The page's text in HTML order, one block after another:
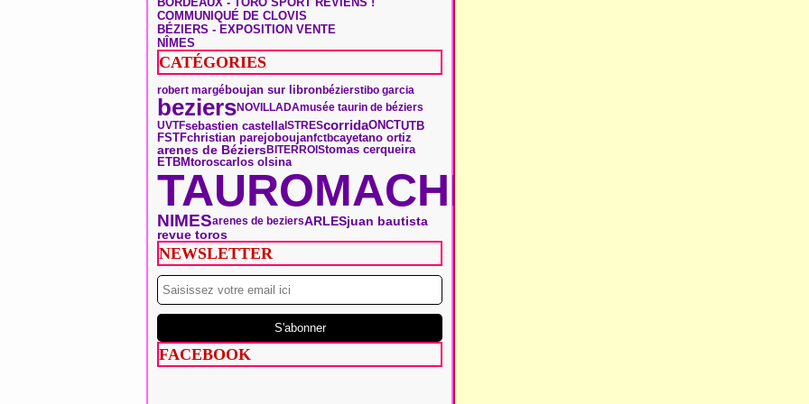
COMMUNIQUÉ DE CLOVIS
BÉZIERS - EXPOSITION VENTE
NÎMES
CATÉGORIES
robert margéboujan sur libronbézierstibo garcia
beziersNOVILLADAmusée taurin de béziers
UVTFsebastien castella ISTREScorridaONCTUTB
FSTFchristian parejoboujanfctbcayetano ortiz
arenes de BéziersBITERROIStomas cerqueira
ETBMtoroscarlos olsina
TAUROMACHIE
NIMESarenes de beziersARLESjuan bautista
revue toros
NEWSLETTER
FACEBOOK